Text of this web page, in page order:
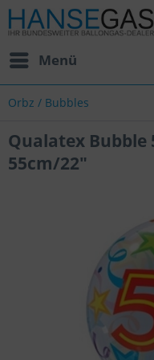
Menü
Orbz / Bubbles
Qualatex
55cm/22"